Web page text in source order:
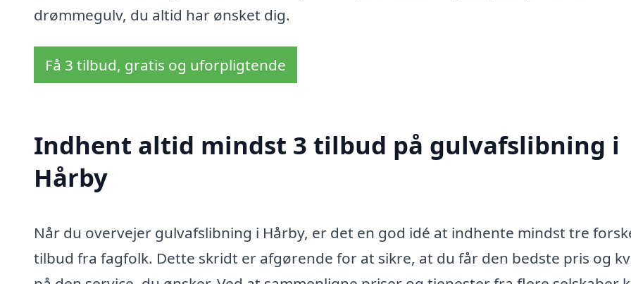
drømmegulv, du altid har ønsket dig.
Få 3 tilbud, gratis og uforpligtende
Indhent altid mindst 3 tilbud på gulvafslibning i
Hårby
Når du overvejer gulvafslibning i Hårby, er det en god idé at indhente mindst tre
tilbud fra fagfolk. Dette skridt er afgørende for at sikre, at du får den bedste pris og